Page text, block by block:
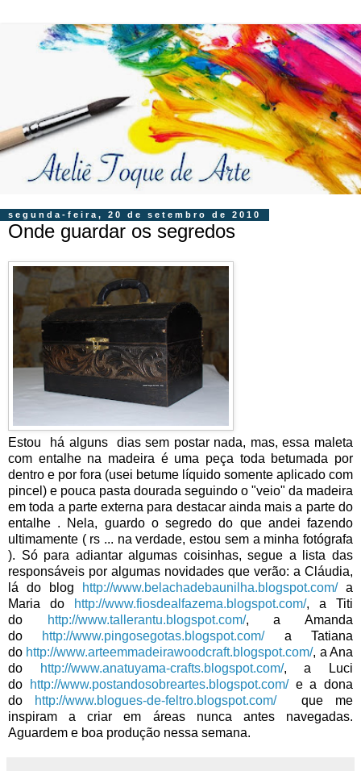
segunda-feira, 20 de setembro de 2010
Onde guardar os segredos
Estou há alguns
dias sem postar nada, mas, essa maleta
com entalhe na madeira é uma peça toda betumada por
dentro e por fora (usei betume líquido somente aplicado com
pincel) e pouca pasta dourada seguindo o "veio" da madeira
em toda a parte externa para destacar ainda mais a parte do
entalhe . Nela, guardo o segredo do que andei fazendo
ultimamente ( rs ... na verdade, estou sem a minha fotógrafa
). Só para adiantar algumas coisinhas, segue a lista das
responsáveis por algumas novidades que verão: a Cláudia,
lá do blog
http://www.belachadebaunilha.blogspot.com/a
Maria do
http://www.fiosdealfazema.blogspot.com/, a Titi
do
http://www.tallerantu.blogspot.com/, a Amanda
do http://www.pingosegotas.blogspot.com/a Tatiana
do http://www.arteemmadeirawoodcraft.blogspot.com/, a Ana
do
http://www.anatuyama-crafts.blogspot.com/, a Luci
do
http://www.postandosobreartes.blogspot.com/ ea dona
do
http://www.blogues-de-feltro.blogspot.com/queme
inspiram a criar em áreas nunca antes navegadas.
Aguardem e boa produção nessa semana.